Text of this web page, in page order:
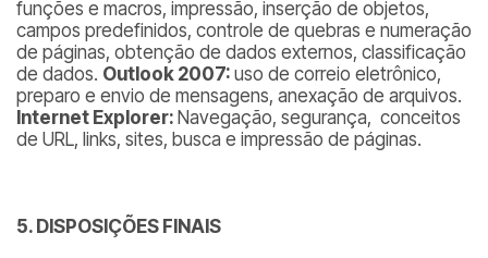
funções e macros, impressão, inserção de objetos,
campos predefinidos, controle de quebras e numeração
de páginas, obtenção de dados externos, classificação
de dados. Outlook 2007: uso de correio eletrônico,
preparo e envio de mensagens, anexação de arquivos.
Internet Explorer: Navegação, segurança, conceitos
de URL, links, sites, busca e impressão de páginas.
5. DISPOSIÇÕES FINAIS